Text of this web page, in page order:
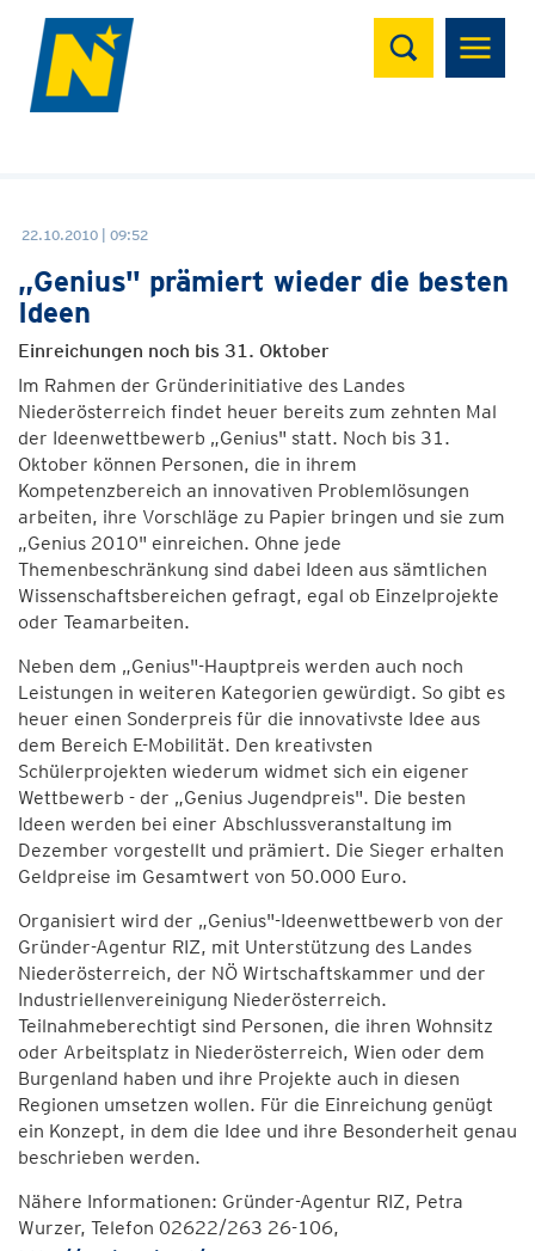
Suchen
22.10.2010 | 09:52
„Genius" prämiert wieder die besten
Ideen
Einreichungen noch bis 31. Oktober
Im Rahmen der Gründerinitiative des Landes
Niederösterreich findet heuer bereits zum zehnten Mal
der Ideenwettbewerb „Genius" statt. Noch bis 31.
Oktober können Personen, die in ihrem
Kompetenzbereich an innovativen Problemlösungen
arbeiten, ihre Vorschläge zu Papier bringen und sie zum
„Genius 2010" einreichen. Ohne jede
Themenbeschränkung sind dabei Ideen aus sämtlichen
Wissenschaftsbereichen gefragt, egal ob Einzelprojekte
oder Teamarbeiten.
Neben dem „Genius"-Hauptpreis werden auch noch
Leistungen in weiteren Kategorien gewürdigt. So gibt es
heuer einen Sonderpreis für die innovativste Idee aus
dem Bereich E-Mobilität. Den kreativsten
Schülerprojekten wiederum widmet sich ein eigener
Wettbewerb - der „Genius Jugendpreis". Die besten
Ideen werden bei einer Abschlussveranstaltung im
Dezember vorgestellt und prämiert. Die Sieger erhalten
Geldpreise im Gesamtwert von 50.000 Euro.
Organisiert wird der „Genius"-Ideenwettbewerb von der
Gründer-Agentur RIZ, mit Unterstützung des Landes
Niederösterreich, der NÖ Wirtschaftskammer und der
Industriellenvereinigung Niederösterreich.
Teilnahmeberechtigt sind Personen, die ihren Wohnsitz
oder Arbeitsplatz in Niederösterreich, Wien oder dem
Burgenland haben und ihre Projekte auch in diesen
Regionen umsetzen wollen. Für die Einreichung genügt
ein Konzept, in dem die Idee und ihre Besonderheit genau
beschrieben werden.
Nähere Informationen: Gründer-Agentur RIZ, Petra
Wurzer, Telefon 02622/263 26-106,